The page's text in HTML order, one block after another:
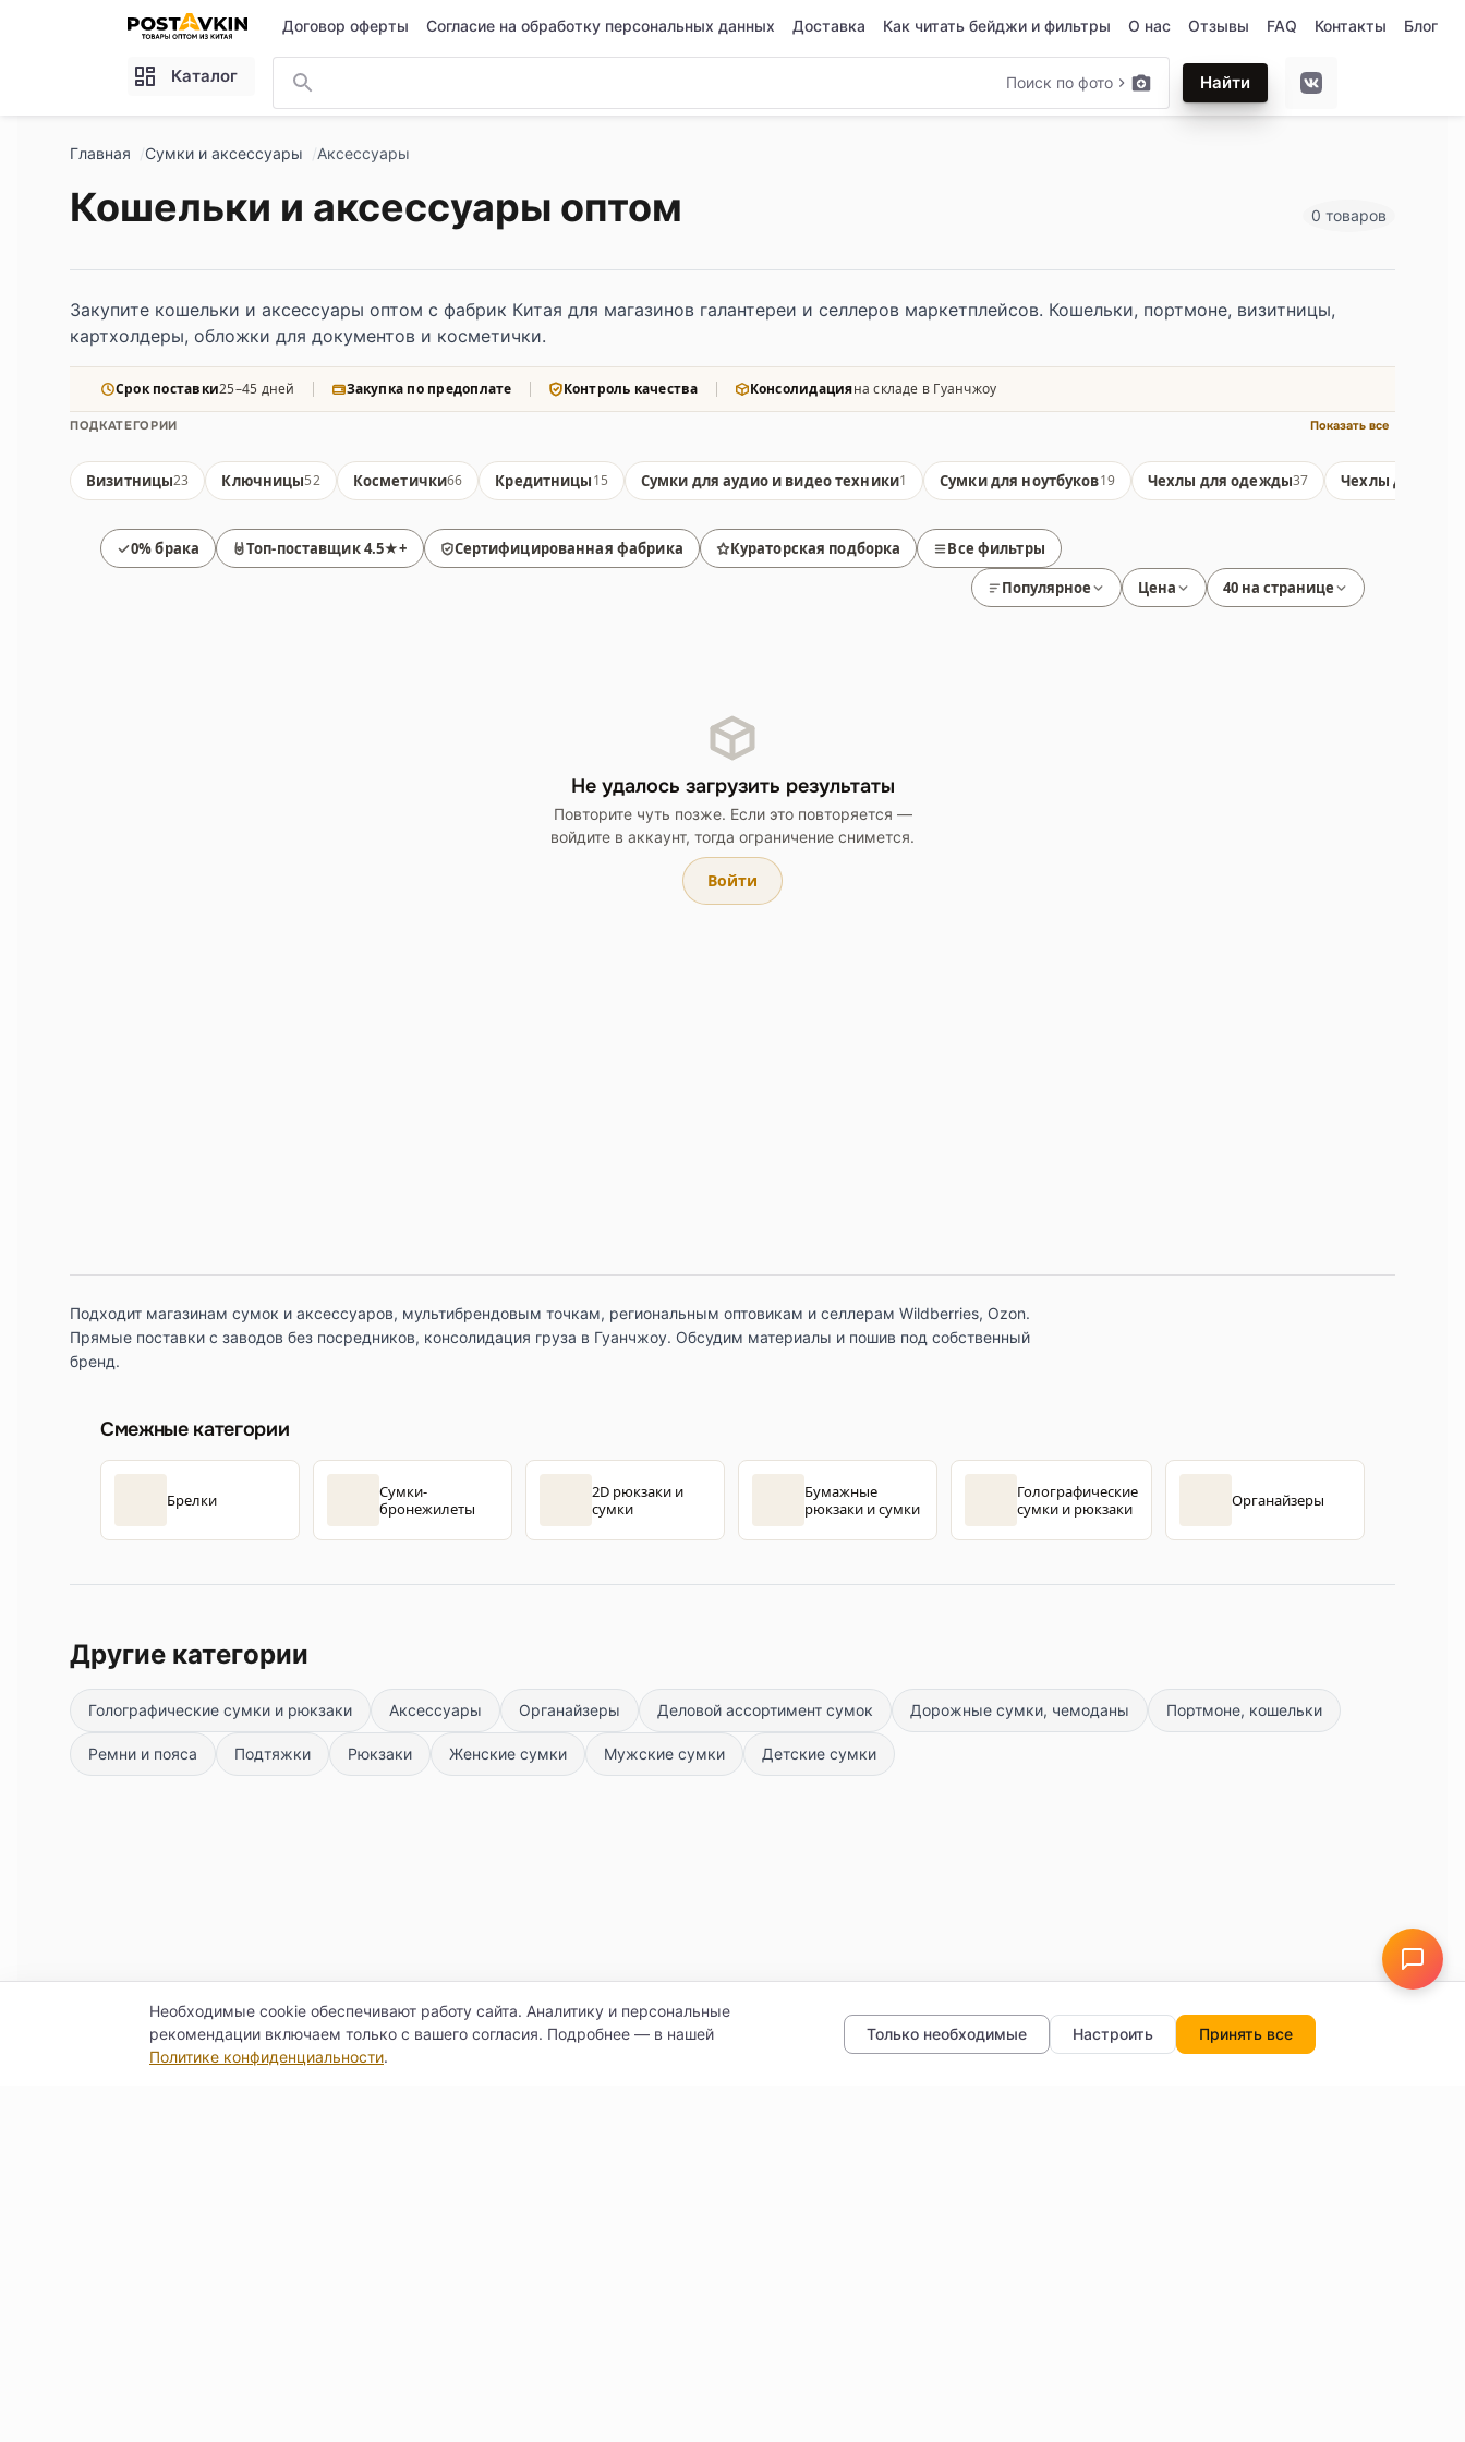
Перейти к основному содержимому
Договор оферты Согласие на обработку персональных данных Доставка Как читать бейджи и фильтры О нас Отзывы FAQ Контакты Блог
Каталог Поиск по фото Найти
Главная Сумки и аксессуары Аксессуары
Кошельки и аксессуары оптом 0 товаров
Закупите кошельки и аксессуары оптом с фабрик Китая для магазинов галантереи и селлеров маркетплейсов. Кошельки, портмоне, визитницы,
картхолдеры, обложки для документов и косметички.
Срок поставки25–45 дней Закупка по предоплате Контроль качества Консолидацияна складе в Гуанчжоу
ПОДКАТЕГОРИИ Показать все
Визитницы23 Ключницы52 Косметички66 Кредитницы15 Сумки для аудио и видео техники1 Сумки для ноутбуков19 Чехлы для одежды37 Чехлы для
0% брака Топ-поставщик 4.5★+ Сертифицированная фабрика Кураторская подборка
Все фильтры
Популярное
Цена 40 на странице
Не удалось загрузить результаты
Повторите чуть позже. Если это повторяется —
войдите в аккаунт, тогда ограничение снимется.
Войти
Подходит магазинам сумок и аксессуаров, мультибрендовым точкам, региональным оптовикам и селлерам Wildberries, Ozon.
Прямые поставки с заводов без посредников, консолидация груза в Гуанчжоу. Обсудим материалы и пошив под собственный
бренд.
Смежные категории
Брелки
Сумки-
бронежилеты
2D рюкзаки и
сумки
Бумажные
рюкзаки и сумки
Голографические
сумки и рюкзаки
Органайзеры
Другие категории
Голографические сумки и рюкзаки Аксессуары Органайзеры Деловой ассортимент сумок Дорожные сумки, чемоданы Портмоне, кошельки
Ремни и пояса Подтяжки Рюкзаки Женские сумки Мужские сумки Детские сумки
Необходимые cookie обеспечивают работу сайта. Аналитику и персональные
рекомендации включаем только с вашего согласия. Подробнее — в нашей
Политике конфиденциальности.
Только необходимые Настроить Принять все